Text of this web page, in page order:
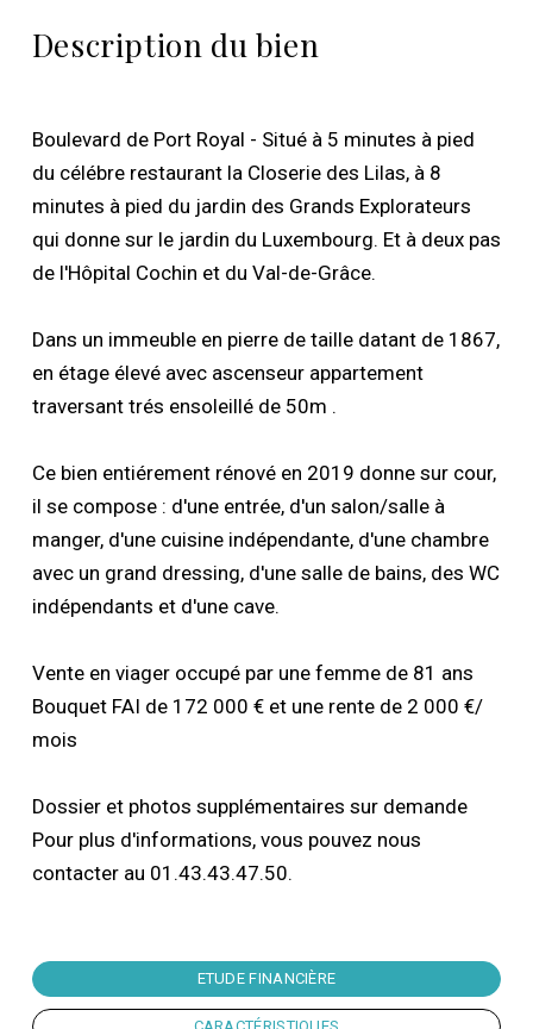
Description du bien
Boulevard de Port Royal - Situé à 5 minutes à pied
du célébre restaurant la Closerie des Lilas, à 8
minutes à pied du jardin des Grands Explorateurs
qui donne sur le jardin du Luxembourg. Et à deux pas
de l'Hôpital Cochin et du Val-de-Grâce.
Dans un immeuble en pierre de taille datant de 1867,
en étage élevé avec ascenseur appartement
traversant trés ensoleillé de 50m .
Ce bien entiérement rénové en 2019 donne sur cour,
il se compose : d'une entrée, d'un salon/salle à
manger, d'une cuisine indépendante, d'une chambre
avec un grand dressing, d'une salle de bains, des WC
indépendants et d'une cave.
Vente en viager occupé par une femme de 81 ans
Bouquet FAI de 172 000 € et une rente de 2 000 €/
mois
Dossier et photos supplémentaires sur demande
Pour plus d'informations, vous pouvez nous
contacter au 01.43.43.47.50.
ETUDE FINANCIÈRE